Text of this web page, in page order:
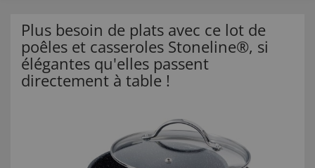
Plus besoin de plats avec ce lot de
poêles et casseroles Stoneline®, si
élégantes qu'elles passent
directement à table !